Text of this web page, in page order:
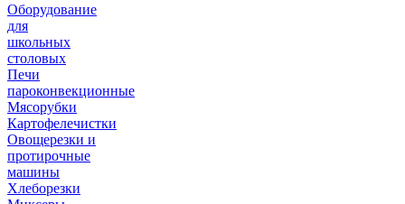
Оборудование
для
школьных
столовых
Печи
пароконвекционные
Мясорубки
Картофелечистки
Овощерезки и
протирочные
машины
Хлеборезки